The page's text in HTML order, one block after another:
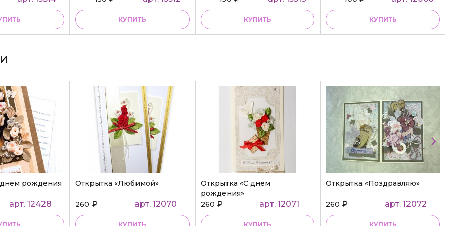
КУПИТЬ КУПИТЬ КУПИТЬ
рождения
арт. 12428
Открытка «Любимой»
260 ₽ арт. 12070
Открытка «С днем
рождения»
260 ₽ арт. 12071
Открытка «Поздравляю»
260₽ арт. 12072